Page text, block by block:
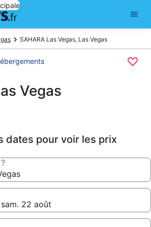
SAHARA Las Vegas, Las Vegas
Vegas
dates pour voir les prix
22 août